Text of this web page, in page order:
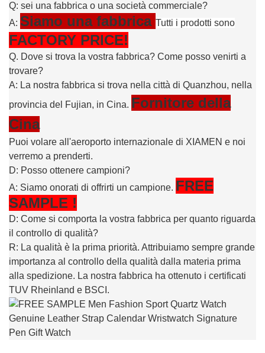
Q: sei una fabbrica o una società commerciale?
A: Siamo una fabbrica Tutti i prodotti sono
FACTORY PRICE!
Q. Dove si trova la vostra fabbrica? Come posso venirti a
trovare?
A: La nostra fabbrica si trova nella città di Quanzhou, nella
provincia del Fujian, in Cina. Fornitore della
Cina
Puoi volare all'aeroporto internazionale di XIAMEN e noi
verremo a prenderti.
D: Posso ottenere campioni?
A: Siamo onorati di offrirti un campione. FREE
SAMPLE !
D: Come si comporta la vostra fabbrica per quanto riguarda
il controllo di qualità?
R: La qualità è la prima priorità. Attribuiamo sempre grande
importanza al controllo della qualità dalla materia prima
alla spedizione. La nostra fabbrica ha ottenuto i certificati
TUV Rheinland e BSCI.